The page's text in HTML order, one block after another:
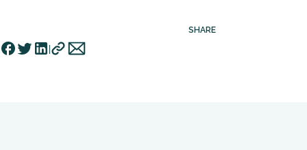
SHARE